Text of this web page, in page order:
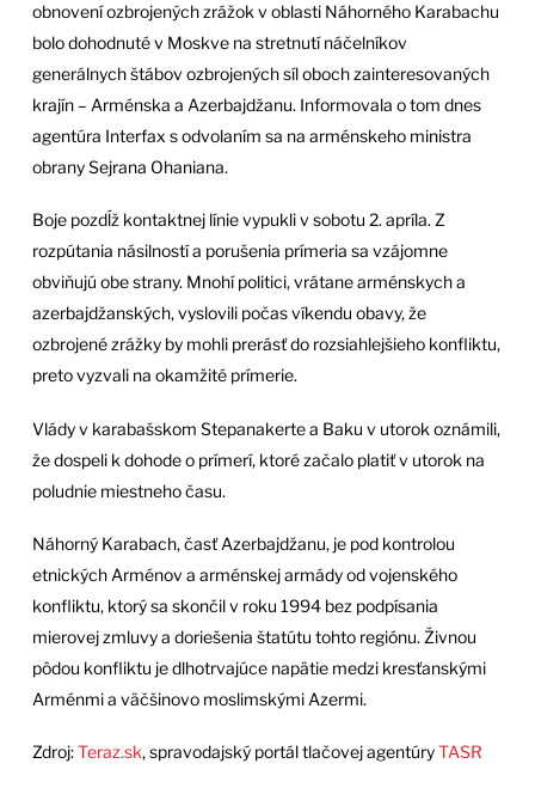
obnovení ozbrojených zrážok v oblasti Náhorného Karabachu
bolo dohodnuté v Moskve na stretnutí náčelníkov
generálnych štábov ozbrojených síl oboch zainteresovaných
krajín – Arménska a Azerbajdžanu. Informovala o tom dnes
agentúra Interfax s odvolaním sa na arménskeho ministra
obrany Sejrana Ohaniana.
Boje pozdĺž kontaktnej línie vypukli v sobotu 2. apríla. Z
rozpútania násilností a porušenia prímeria sa vzájomne
obviňujú obe strany. Mnohí politici, vrátane arménskych a
azerbajdžanských, vyslovili počas víkendu obavy, že
ozbrojené zrážky by mohli prerásť do rozsiahlejšieho konfliktu,
preto vyzvali na okamžité prímerie.
Vlády v karabašskom Stepanakerte a Baku v utorok oznámili,
že dospeli k dohode o prímerí, ktoré začalo platiť v utorok na
poludnie miestneho času.
Náhorný Karabach, časť Azerbajdžanu, je pod kontrolou
etnických Arménov a arménskej armády od vojenského
konfliktu, ktorý sa skončil v roku 1994 bez podpísania
mierovej zmluvy a doriešenia štatútu tohto regiónu. Živnou
pôdou konfliktu je dlhotrvajúce napätie medzi kresťanskými
Arménmi a väčšinovo moslimskými Azermi.
Zdroj:Teraz.sk, spravodajský portál tlačovej agentúryTASR